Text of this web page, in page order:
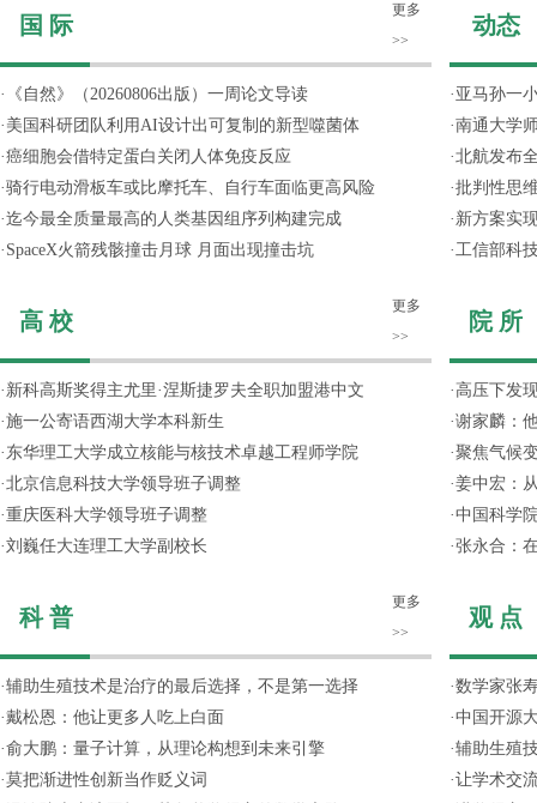
国 际
更多
>>
·
《自然》（20260806出版）一周论文导读
· 美国科研团队利用AI设计出可复制的新型噬菌体
·癌细胞会借特定蛋白关闭人体免疫反应
·骑行电动滑板车或比摩托车、自行车面临更高风险
·迄今最全质量最高的人类基因组序列构建完成
· SpaceX火箭残骸撞击月球 月面出现撞击坑
高 校
更多
>>
· 新科高斯奖得主尤里·涅斯捷罗夫全职加盟港中文
·施一公寄语西湖大学本科新生
· 东华理工大学成立核能与核技术卓越工程师学院
·北京信息科技大学领导班子调整
·重庆医科大学领导班子调整
·刘巍任大连理工大学副校长
科 普
更多
>>
·辅助生殖技术是治疗的最后选择，不是第一选择
·戴松恩：他让更多人吃上白面
·俞大鹏：量子计算，从理论构想到未来引擎
·莫把渐进性创新当作贬义词
动态
· 亚马孙一
·南通大学
·北航发布
·批判性思
· 新方案实
·工信部科
院 所
· 高压下发
·谢家麟：
·聚焦气候
·姜中宏：
·中国科学
·张永合：
观 点
·数学家张
·中国开源
·辅助生殖
·让学术交